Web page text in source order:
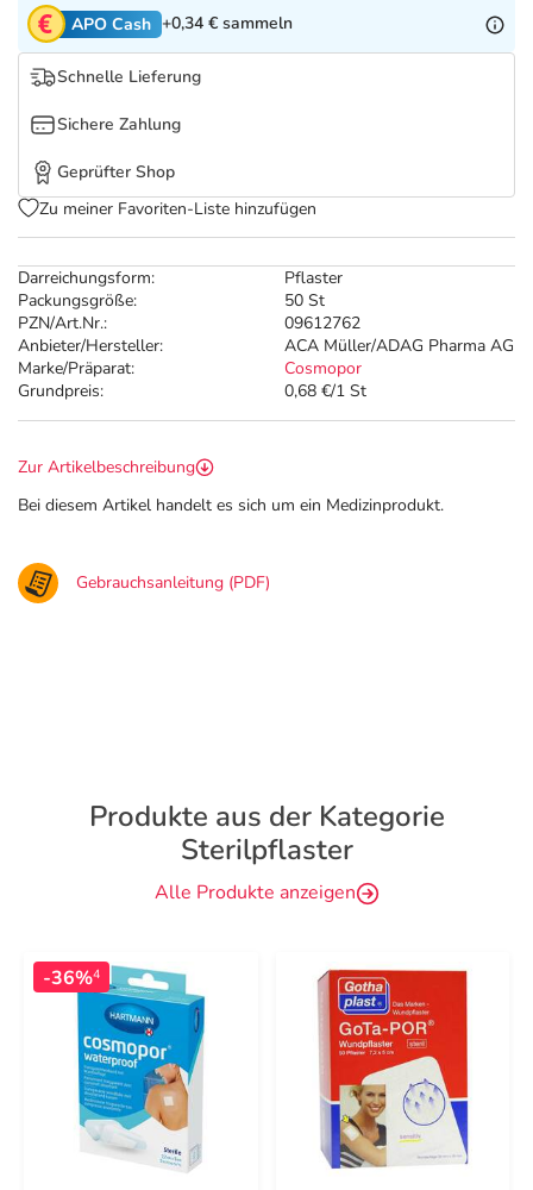
Tierapotheke
Vitamine & Mineralstoffe
Marken
Salus Deals
Darreichungsform:
Pflaster
Packungsgröße:
50 St
PZN/Art.Nr.:
09612762
Anbieter/Hersteller:
ACA Müller/ADAG Pharma AG
Marke/Präparat:
Cosmopor
Grundpreis:
0,68 €/1 St
APO Cash +0,34 € sammeln
Schnelle Lieferung
Sichere Zahlung
Geprüfter Shop
Zu meiner Favoriten-Liste hinzufügen
Zur Artikelbeschreibung
Bei diesem Artikel handelt es sich um ein Medizinprodukt.
Gebrauchsanleitung (PDF)
Produkte aus der Kategorie
Sterilpflaster
Alle Produkte anzeigen
-36%4